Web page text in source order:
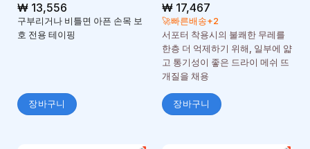
₩13,556
구부리거나 비틀면 아픈 손목 보
호 전용 테이핑
장바구니
₩17,467
🚀빠른배송+2
서포터 착용시의 불쾌한 무레를
한층 더 억제하기 위해, 일부에 얇
고 통기성이 좋은 드라이 메쉬 뜨
개질을 채용
장바구니